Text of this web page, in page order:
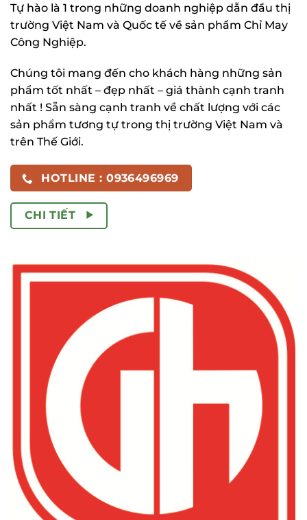
Tự hào là 1 trong những doanh nghiệp dẫn đầu thị
trường Việt Nam và Quốc tế về sản phẩm Chỉ May
Công Nghiệp.
Chúng tôi mang đến cho khách hàng những sản
phẩm tốt nhất – đẹp nhất – giá thành cạnh tranh
nhất ! Sẵn sàng cạnh tranh về chất lượng với các
sản phẩm tương tự trong thị trường Việt Nam và
trên Thế Giới.
HOTLINE : 0936496969
CHI TIẾT